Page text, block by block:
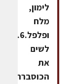
לימון,
מלח
ופלפל.6.
לשים
את
הכוסברה